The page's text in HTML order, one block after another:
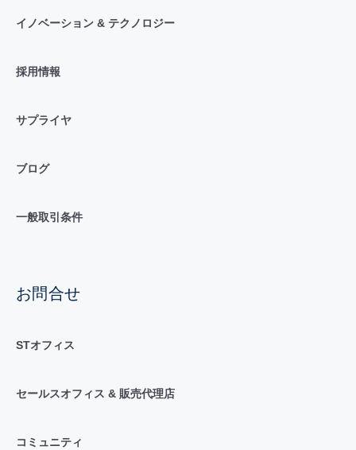
イノベーション & テクノロジー
採用情報
サプライヤ
ブログ
一般取引条件
お問合せ
STオフィス
セールスオフィス & 販売代理店
コミュニティ